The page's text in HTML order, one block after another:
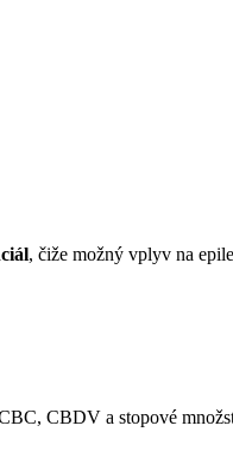
, čiže možný vplyv na
CBDV a stopové